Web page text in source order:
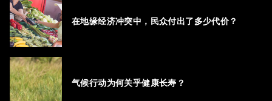
在地缘经济冲突中，民众付出了多少代价？
气候行动为何关乎健康长寿？